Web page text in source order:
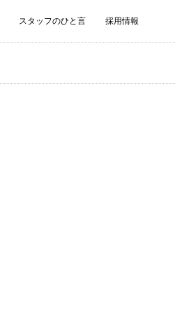
スタッフのひと言 採用情報